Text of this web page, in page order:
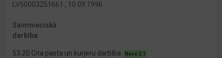
LV50003251661 , 10.09.1996
Saimnieciskā
darbība
53.20 Cita pasta un kurjeru darbība Nace 2.1